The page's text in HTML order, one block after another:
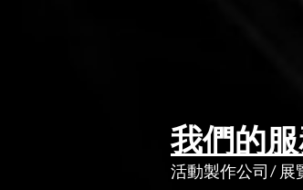
我們的
活動製作公司 展
/